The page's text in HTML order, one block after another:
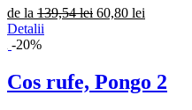
de la 139,54 lei 60,80 lei
Detalii
-20%
Cos rufe, Pongo 2